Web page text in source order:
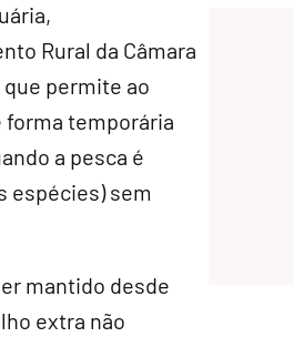
Rural da Câmara
permite ao
forma temporária
a pesca é
espécies) sem
mantido desde
extra não